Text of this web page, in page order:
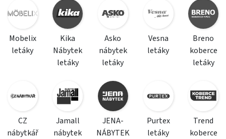
Mobelix
letáky
Kika
Nábytek
letáky
Asko
nábytek
letáky
Vesna
letáky
Breno
koberce
letáky
CZ
nábytkář
Jamall
nábytek
JENA-
NÁBYTEK
Purtex
letáky
Trend
koberce